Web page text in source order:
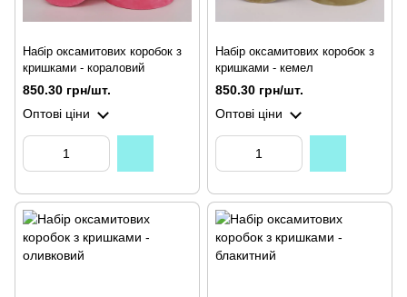
Набір оксамитових коробок з
кришками - кораловий
850.30 грн/шт.
Оптові ціни
Набір оксамитових коробок з
кришками - кемел
850.30 грн/шт.
Оптові ціни